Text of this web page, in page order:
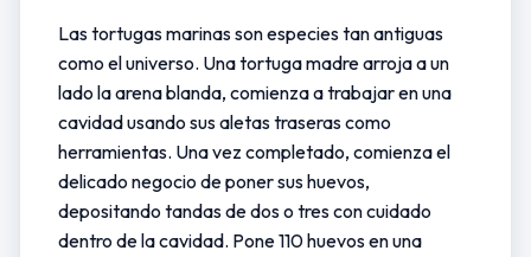
Las tortugas marinas son especies tan antiguas
como el universo. Una tortuga madre arroja a un
lado la arena blanda, comienza a trabajar en una
cavidad usando sus aletas traseras como
herramientas. Una vez completado, comienza el
delicado negocio de poner sus huevos,
depositando tandas de dos o tres con cuidado
dentro de la cavidad. Pone 110 huevos en una